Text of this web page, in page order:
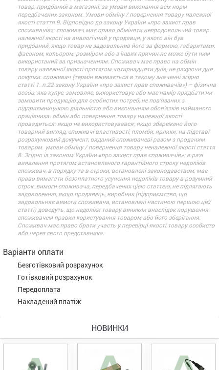
товар, придбаний в магазині, за умови виконання всіх норм
передбачених законом. Умови обміну / повернення товару належної
якості стаття 9. Відповідно до закону України «про захист прав
споживачів»: споживач має право обміняти непродовольчий товар
належної якості на аналогічний у продавця, у якого він був
придбаний, якщо товар не задовольнив його за формою, габаритами,
фасоном, кольором, розміром або з інших причин не може бути ним
використаний за призначенням. Споживач має право на обмін
товару належної якості протягом чотирнадцяти днів, не рахуючи дня
покупки. споживач (термін вживається в такому значенні згідно
статті 1. п.22 закону України «про захист прав споживачів») – фізична
особа, яка купує, замовляє, використовує або має намір придбати чи
замовити продукцію для особистих потреб, не пов’язаних з
підприємницькою діяльністю або виконанням обов’язків найманого
працівника. обмін або повернення товару належної якості
провадиться: якщо не використовувався; якщо збережено його
товарний вигляд, споживчі властивості, пломби, ярлики; на підставі
розрахунковий документ, виданий споживачеві разом з проданим
товаром. умови обміну / повернення товару неналежної якості стаття
8. Згідно із законом України «про захист прав споживачів»: в разі
виявлення протягом встановленого гарантійного строку недоліків
споживач, в порядку та в строки, встановлені законодавством, має
право вимагати безоплатного усунення недоліків товару в розумний
строк. вимоги споживача, передбачених цією статтею, не підлягають
задоволенню, якщо продавець, виробник (підприємство, що
задовольняє вимоги споживача, встановлені частиною першою цієї
статті) доведуть, що недоліки товару виникли внаслідок порушення
споживачем правил користування товаром або його зберігання.
Споживач має право брати участь у перевірці якості товару особисто
або через свого представника.
Варіанти оплати
Безготівковий розрахунок
Готівковий розрахунок
Передоплата
Накладений платіж
НОВИНКИ